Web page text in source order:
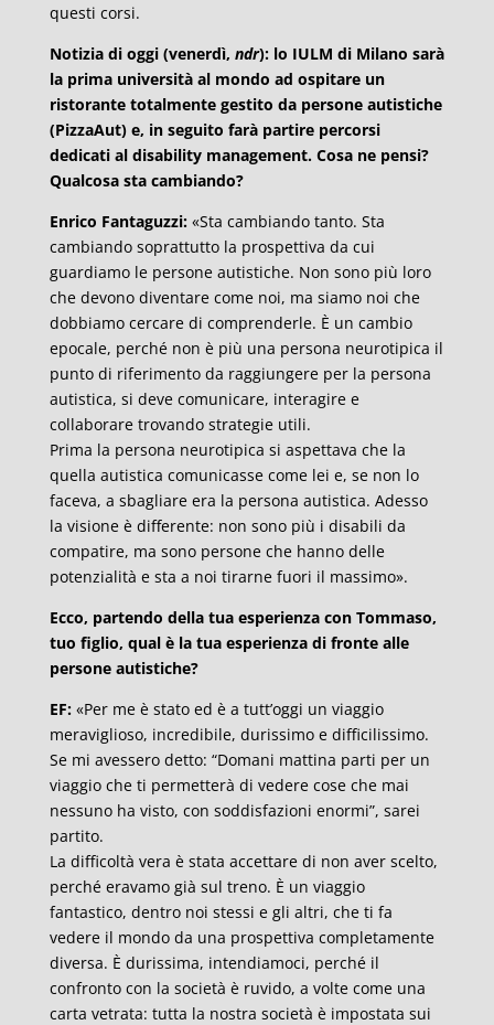
questi corsi.
Notizia di oggi (venerdì, ndr): lo IULM di Milano sarà
la prima università al mondo ad ospitare un
ristorante totalmente gestito da persone autistiche
(PizzaAut) e, in seguito farà partire percorsi
dedicati al disability management. Cosa ne pensi?
Qualcosa sta cambiando?
Enrico Fantaguzzi:«Sta cambiando tanto. Sta
cambiando soprattutto la prospettiva da cui
guardiamo le persone autistiche. Non sono più loro
che devono diventare come noi, ma siamo noi che
dobbiamo cercare di comprenderle. È un cambio
epocale, perché non è più una persona neurotipica il
punto di riferimento da raggiungere per la persona
autistica, si deve comunicare, interagire e
collaborare trovando strategie utili.
Prima la persona neurotipica si aspettava che la
quella autistica comunicasse come lei e, se non lo
faceva, a sbagliare era la persona autistica. Adesso
la visione è differente: non sono più i disabili da
compatire, ma sono persone che hanno delle
potenzialità e sta a noi tirarne fuori il massimo».
Ecco, partendo della tua esperienza con Tommaso,
tuo figlio, qual è la tua esperienza di fronte alle
persone autistiche?
EF:«Per me è stato ed è a tutt’oggi un viaggio
meraviglioso, incredibile, durissimo e difficilissimo.
Se mi avessero detto: “Domani mattina parti per un
viaggio che ti permetterà di vedere cose che mai
nessuno ha visto, con soddisfazioni enormi”, sarei
partito.
La difficoltà vera è stata accettare di non aver scelto,
perché eravamo già sul treno. È un viaggio
fantastico, dentro noi stessi e gli altri, che ti fa
vedere il mondo da una prospettiva completamente
diversa. È durissima, intendiamoci, perché il
confronto con la società è ruvido, a volte come una
carta vetrata: tutta la nostra società è impostata sui